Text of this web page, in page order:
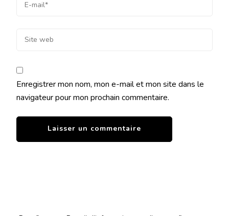
Enregistrer mon nom, mon e-mail et mon site dans le
navigateur pour mon prochain commentaire.